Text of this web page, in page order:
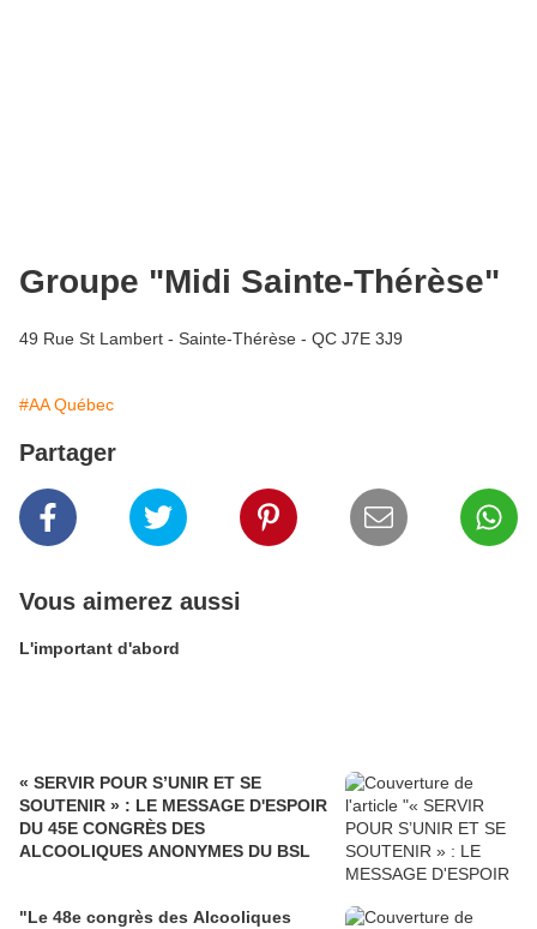
Groupe "Midi Sainte-Thérèse"
49 Rue St Lambert - Sainte-Thérèse - QC J7E 3J9
#AA Québec
Partager
Vous aimerez aussi
L'important d'abord
« SERVIR POUR S’UNIR ET SE
SOUTENIR » : LE MESSAGE D'ESPOIR
DU 45E CONGRÈS DES
ALCOOLIQUES ANONYMES DU BSL
"Le 48e congrès des Alcooliques